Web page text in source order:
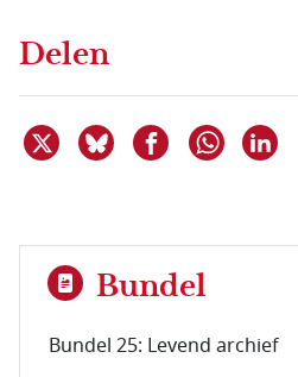
Delen
Deel dit item op X
Deel dit item op
Deel dit
Delen via
Bundel
Bundel 25: Levend archief